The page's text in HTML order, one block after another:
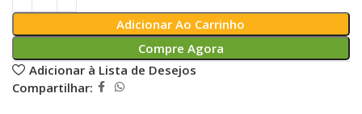
Adicionar Ao Carrinho
Compre Agora
Adicionar à Lista de Desejos
Compartilhar: